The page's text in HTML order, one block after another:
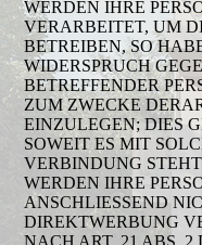
WERDEN IHRE
VERARBEITET, UM
BETREIBEN, SO
WIDERSPRUCH
BETREFFENDER
ZUM ZWECKE
EINZULEGEN; DIES
SOWEIT ES MIT
VERBINDUNG
WERDEN IHRE
ANSCHLIESSEND
DIREKTWERBUNG
NACH ART. 21 ABS. 2